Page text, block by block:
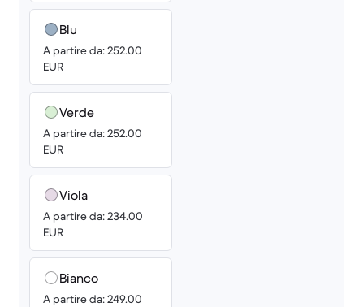
Blu
A partire da: 252.00
EUR
Verde
A partire da: 252.00
EUR
Viola
A partire da: 234.00
EUR
Bianco
A partire da: 249.00